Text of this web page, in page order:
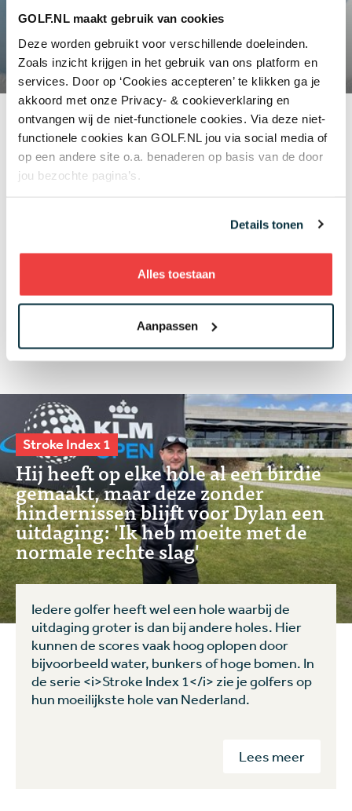
GOLF.NL maakt gebruik van cookies
Deze worden gebruikt voor verschillende doeleinden.
Zoals inzicht krijgen in het gebruik van ons platform en
services. Door op ‘Cookies accepteren’ te klikken ga je
akkoord met onze Privacy- & cookieverklaring en
ontvangen wij de niet-functionele cookies. Via deze niet-
functionele cookies kan GOLF.NL jou via social media of
op een andere site o.a. benaderen op basis van de door
jou bezochte pagina’s.
Details tonen
Alles toestaan
Aanpassen
tot een verhoogde prijzenpot
Van een iconische play-off in stormachtig weer
tot het debuut van een 14-jarig talent: het KLM
Open kent een rijke geschiedenis vol
memorabele momenten. Dit jaar beleeft het
toernooi zijn 105de editie, met een hoofdrol
voor de stad Amsterdam, die 750 jaar bestaat,
én een verhoogde prijzenpot. We nemen je
5 tot en met 8 juni gehouden wordt op The
Lees meer
Stroke Index 1
Hij heeft op elke hole al een birdie
gemaakt, maar deze zonder
hindernissen blijft voor Dylan een
uitdaging: 'Ik heb moeite met de
normale rechte slag'
Iedere golfer heeft wel een hole waarbij de
uitdaging groter is dan bij andere holes. Hier
kunnen de scores vaak hoog oplopen door
bijvoorbeeld water, bunkers of hoge bomen. In
de serie <i>Stroke Index 1</i> zie je golfers op
hun moeilijkste hole van Nederland.
Lees meer